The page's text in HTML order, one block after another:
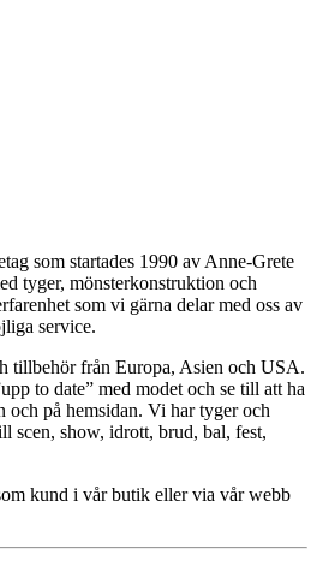
som startades 1990 av Anne-Grete
tyger, mönsterkonstruktion och
som vi gärna delar med oss av
service.
tillbehör från Europa, Asien och USA.
to date” med modet och se till att ha
på hemsidan. Vi har tyger och
scen, show, idrott, brud, bal, fest,
kund i vår butik eller via vår webb